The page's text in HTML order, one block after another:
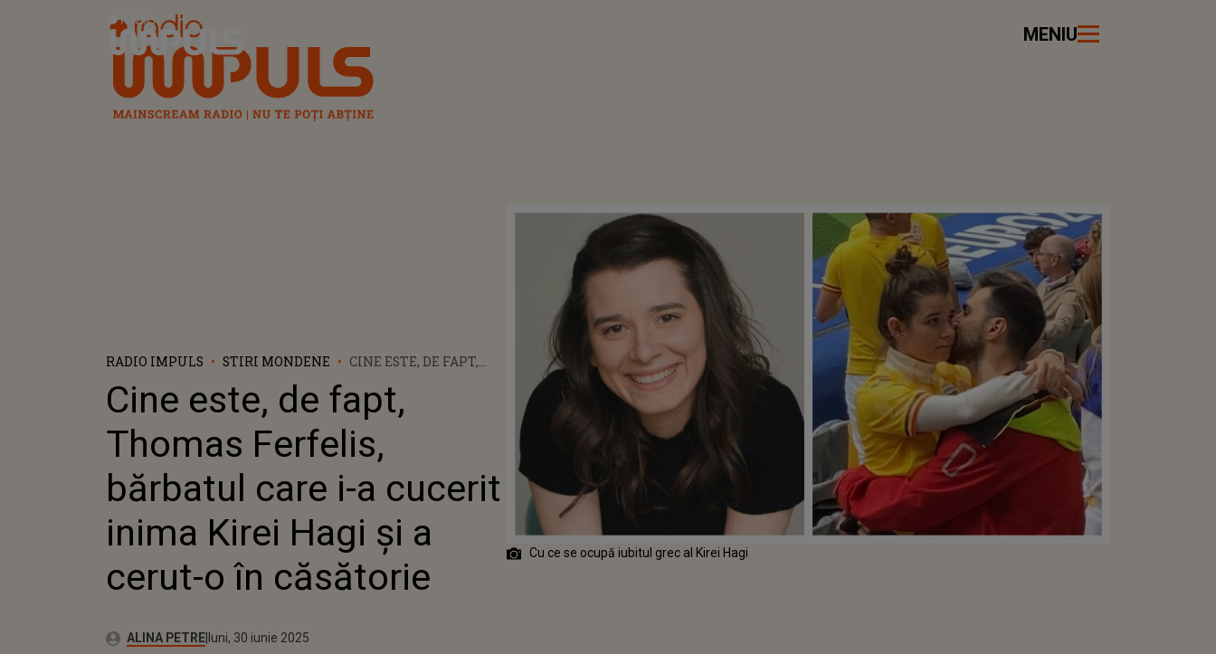
Radio Impuls MENIU
RADIO IMPULS STIRI MONDENE
CINE ESTE, DE FAPT,
BĂRBATUL CARE I-A
CUCERIT INIMA KIREI
HAGI ȘI A CERUT-O ÎN
CĂSĂTORIE
Cine este, de fapt,
Thomas Ferfelis,
bărbatul care i-a cucerit
inima Kirei Hagi și a
cerut-o în căsătorie
Autor:ALINA PETREPublicat:
luni, 30 iunie 2025
Actualizat:
luni, 30 iunie 2025
Cu ce se ocupă iubitul grec al Kirei Hagi